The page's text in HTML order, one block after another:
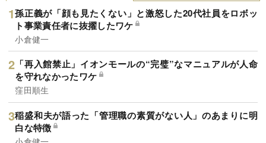
孫正義が「顔も見たくない」と激怒した20代社員をロボッ
ト事業責任者に抜擢したワケ
小倉健一
「再入館禁止」イオンモールの“完璧”なマニュアルが人命
を守れなかったワケ
窪田順生
稲盛和夫が語った「管理職の素質がない人」のあまりに明
白な特徴